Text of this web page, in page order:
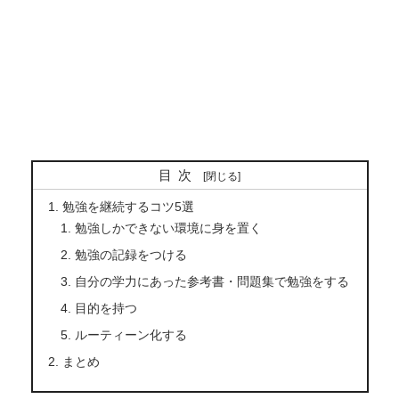
目次
勉強を継続するコツ5選
勉強しかできない環境に身を置く
勉強の記録をつける
自分の学力にあった参考書・問題集で勉強をする
目的を持つ
ルーティーン化する
まとめ